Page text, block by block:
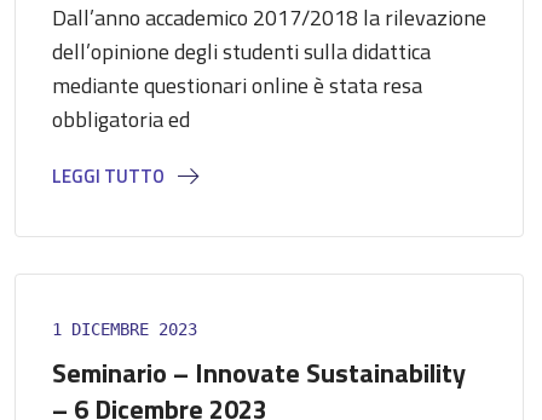
Dall’anno accademico 2017/2018 la rilevazione
dell’opinione degli studenti sulla didattica
mediante questionari online è stata resa
obbligatoria ed
LEGGI TUTTO
1 DICEMBRE 2023
Seminario – Innovate Sustainability
– 6 Dicembre 2023